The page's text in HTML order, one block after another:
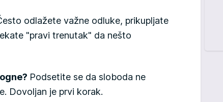
odlažete važne odluke, prikupljate
"pravi trenutak" da nešto
Podsetite se da sloboda ne
Dovoljan je prvi korak.